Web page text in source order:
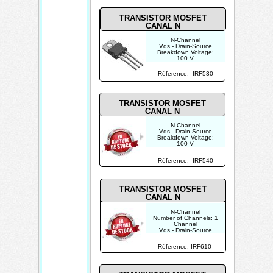
TRANSISTOR MOSFET
CANAL N
TRANSISTOR MOSFET
CANAL N
N-Channel
Vds - Drain-Source
Breakdown Voltage:
100 V
30 A
Rds On - Drain-Source
N-Channel
Vds - Drain-Source
Breakdown Voltage:
100 V
Current: 14 A
Rds On - Drain-Source
Resistance: 180
N-Channel
Number of Channels: 1
Channel
Vds - Drain-Source
Id - Continuous Drain
Current: 3.3 A
Resistance: 1.5 Ohms
Réference: IRF530
Réference: IRF540
Réference: IRF610
TRANSISTOR MOSFET
CANAL N